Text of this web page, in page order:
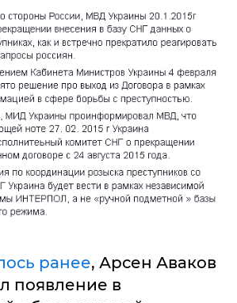
ранее, Арсен Аваков
появление в